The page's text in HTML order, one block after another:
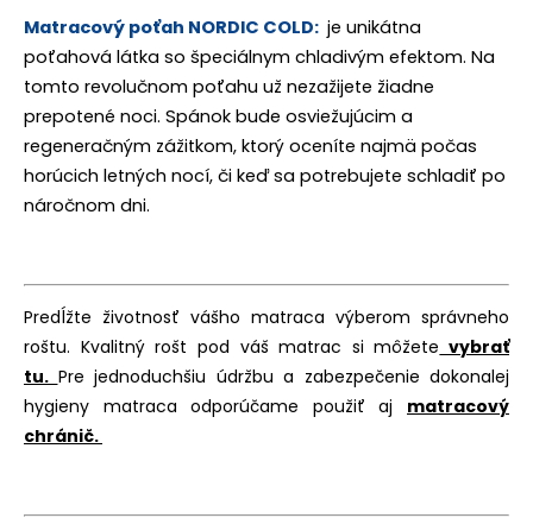
Matracový poťah NORDIC COLD: je unikátna
poťahová látka so špeciálnym chladivým efektom. Na
tomto revolučnom poťahu už nezažijete žiadne
prepotené noci. Spánok bude osviežujúcim a
regeneračným zážitkom, ktorý oceníte najmä počas
horúcich letných nocí, či keď sa potrebujete schladiť po
náročnom dni.
Predĺžte životnosť vášho matraca výberom správneho
roštu. Kvalitný rošt pod váš matrac si môžete vybrať
tu. Pre jednoduchšiu údržbu a zabezpečenie dokonalej
hygieny matraca odporúčame použiť aj matracový
chránič.